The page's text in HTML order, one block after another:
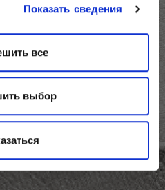
Показать сведения
все
выбор
на рассылку
новостей